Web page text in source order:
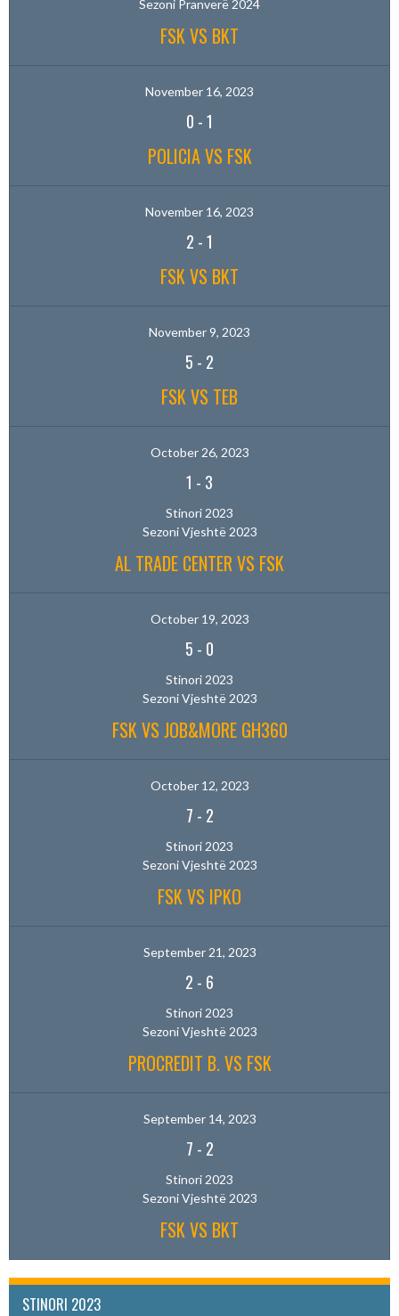
Sezoni Pranverë 2024
FSK VS BKT
November 16, 2023
0 -1
POLICIA VS FSK
November 16, 2023
2 -1
FSK VS BKT
November 9, 2023
5 - 2
FSK VS TEB
October 26, 2023
1 - 3
Stinori 2023
Sezoni Vjeshtë 2023
AL TRADE CENTER VS FSK
October 19, 2023
5 - 0
Stinori 2023
Sezoni Vjeshtë 2023
FSK VS JOB&MORE GH360
October 12, 2023
7 - 2
Stinori 2023
Sezoni Vjeshtë 2023
FSK VS IPKO
September 21, 2023
2 - 6
Stinori 2023
Sezoni Vjeshtë 2023
PROCREDIT B. VS FSK
September 14, 2023
7 - 2
Stinori 2023
Sezoni Vjeshtë 2023
FSK VS BKT
STINORI 2023